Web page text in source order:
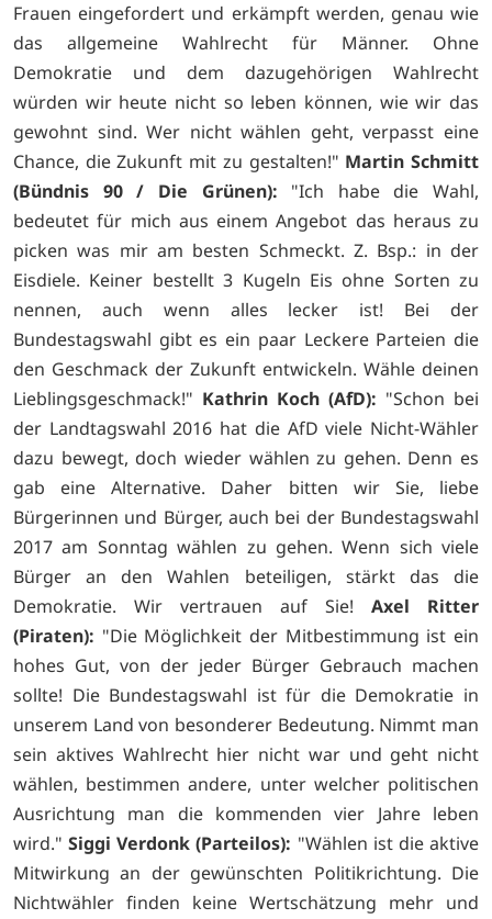
Frauen eingefordert und erkämpft werden, genau wie
das allgemeine Wahlrecht für Männer. Ohne
Demokratie und dem dazugehörigen Wahlrecht
würden wir heute nicht so leben können, wie wir das
gewohnt sind. Wer nicht wählen geht, verpasst eine
Chance, die Zukunft mit zu gestalten!" Martin Schmitt
(Bündnis 90 / Die Grünen): "Ich habe die Wahl,
bedeutet für mich aus einem Angebot das heraus zu
picken was mir am besten Schmeckt. Z. Bsp.: in der
Eisdiele. Keiner bestellt 3 Kugeln Eis ohne Sorten zu
nennen, auch wenn alles lecker ist! Bei der
Bundestagswahl gibt es ein paar Leckere Parteien die
den Geschmack der Zukunft entwickeln. Wähle deinen
Lieblingsgeschmack!" Kathrin Koch (AfD): "Schon bei
der Landtagswahl 2016 hat die AfD viele Nicht-Wähler
dazu bewegt, doch wieder wählen zu gehen. Denn es
gab eine Alternative. Daher bitten wir Sie, liebe
Bürgerinnen und Bürger, auch bei der Bundestagswahl
2017 am Sonntag wählen zu gehen. Wenn sich viele
Bürger an den Wahlen beteiligen, stärkt das die
Demokratie. Wir vertrauen auf Sie! Axel Ritter
(Piraten): "Die Möglichkeit der Mitbestimmung ist ein
hohes Gut, von der jeder Bürger Gebrauch machen
sollte! Die Bundestagswahl ist für die Demokratie in
unserem Land von besonderer Bedeutung. Nimmt man
sein aktives Wahlrecht hier nicht war und geht nicht
wählen, bestimmen andere, unter welcher politischen
Ausrichtung man die kommenden vier Jahre leben
wird."Siggi Verdonk (Parteilos): "Wählen ist die aktive
Mitwirkung an der gewünschten Politikrichtung. Die
Nichtwähler finden keine Wertschätzung mehr und